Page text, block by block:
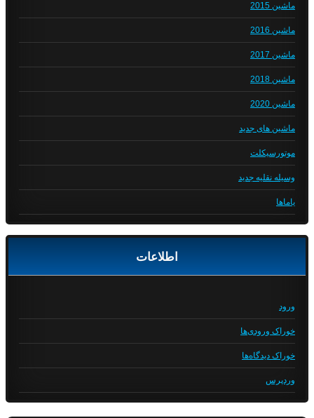
ماشین 2015
ماشین 2016
ماشین 2017
ماشین 2018
ماشین 2020
ماشین های جدید
موتورسیکلت
وسیله نقلیه جدید
یاماها
اطلاعات
ورود
خوراک ورودی‌ها
خوراک دیدگاه‌ها
وردپرس